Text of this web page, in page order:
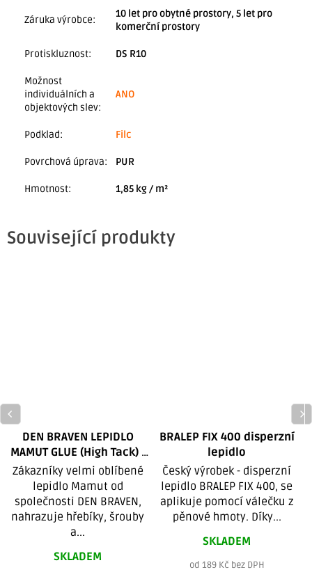
Záruka výrobce:
10 let pro obytné prostory, 5 let pro
komerční prostory
Protiskluznost: DS R10
Možnost
individuálních a
objektových slev:
ANO
Podklad: Filc
Povrchová úprava: PUR
Hmotnost: 1,85 kg / m²
Související produkty
DEN BRAVEN LEPIDLO
MAMUT GLUE (High Tack) -
290 ml
Zákazníky velmi oblíbené
lepidlo Mamut od
společnosti DEN BRAVEN,
nahrazuje hřebíky, šrouby
a...
SKLADEM
BRALEP FIX 400 disperzní
lepidlo
Český výrobek - disperzní
lepidlo BRALEP FIX 400, se
aplikuje pomocí válečku z
pěnové hmoty. Díky...
SKLADEM
od 189 Kč bez DPH